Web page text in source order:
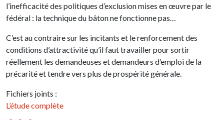
l’inefficacité des politiques d’exclusion mises en œuvre par le
fédéral : la technique du bâton ne fonctionne pas…
C’est au contraire sur les incitants et le renforcement des
conditions d’attractivité qu’il faut travailler pour sortir
réellement les demandeuses et demandeurs d’emploi de la
précarité et tendre vers plus de prospérité générale.
Fichiers joints :
L’étude complète